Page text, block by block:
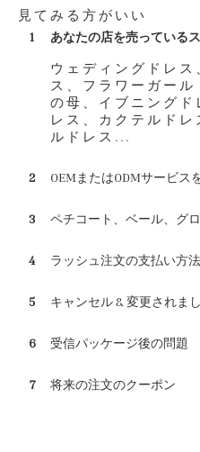
見てみる方がいい
1 あなたの店を売っている
ウェディングドレス
ス、フラワーガー
の母、イブニングド
レス、カクテルド
ルドレス...
2 OEMまたはODMサービス
3 ペチコート、ベール、グ
4 ラッシュ注文の支払い方法
5 キャンセル & 変更されま
6 受信パッケージ後の問題
7 将来の注文のクーポン